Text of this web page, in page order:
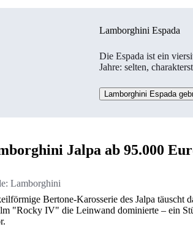
Lamborghini Espada
Die Espada ist ein
Jahre: selten,
Lamborghini Espada
Jalpa ab 95.000
Lamborghini
Bertone-Karosserie des Jalpa täuscht
"Rocky IV" die Leinwand dominierte – ein